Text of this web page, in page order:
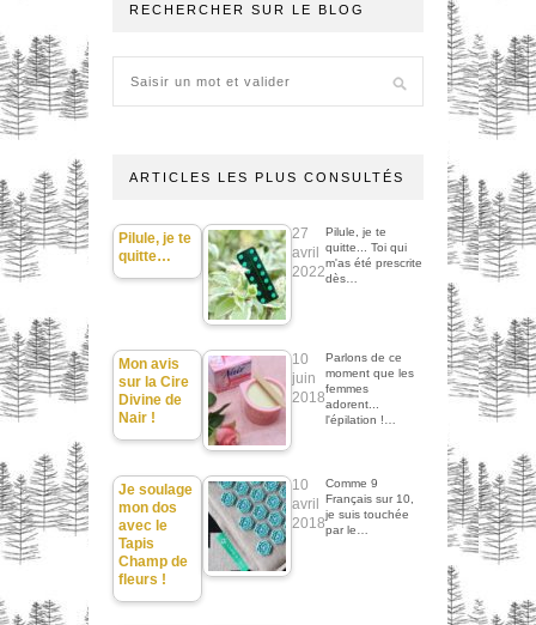
RECHERCHER SUR LE BLOG
ARTICLES LES PLUS CONSULTÉS
Pilule, je te
quitte…
27
avril
2022
Pilule, je te
quitte... Toi qui
m'as été prescrite
dès…
Mon avis
sur la Cire
Divine de
Nair !
10
juin
2018
Parlons de ce
moment que les
femmes
adorent...
l'épilation !…
Je soulage
mon dos
avec le
Tapis
Champ de
fleurs !
10
avril
2018
Comme 9
Français sur 10,
je suis touchée
par le…